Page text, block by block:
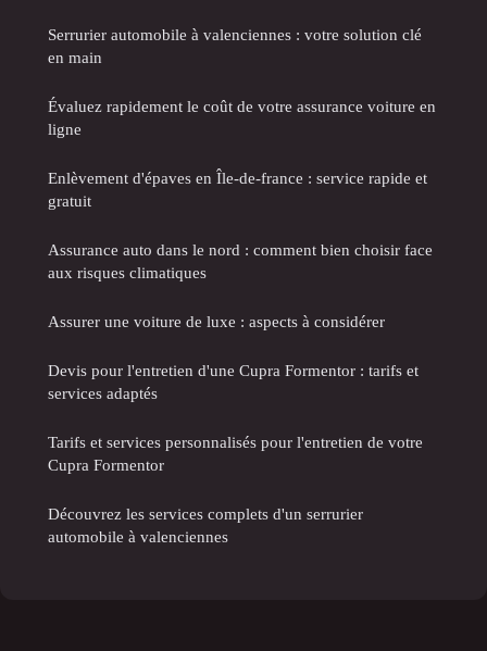
Serrurier automobile à valenciennes : votre solution clé
en main
Évaluez rapidement le coût de votre assurance voiture en
ligne
Enlèvement d'épaves en Île-de-france : service rapide et
gratuit
Assurance auto dans le nord : comment bien choisir face
aux risques climatiques
Assurer une voiture de luxe : aspects à considérer
Devis pour l'entretien d'une Cupra Formentor : tarifs et
services adaptés
Tarifs et services personnalisés pour l'entretien de votre
Cupra Formentor
Découvrez les services complets d'un serrurier
automobile à valenciennes